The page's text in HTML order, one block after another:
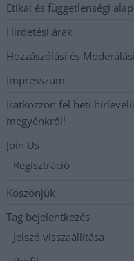
Etikai és függetlenségi
Hirdetési árak
Hozzászólási és
Impresszum
Iratkozzon fel heti
megyénkről!
Join Us
Regisztráció
Köszönjük
Tag bejelentkezés
Jelszó visszaállítása